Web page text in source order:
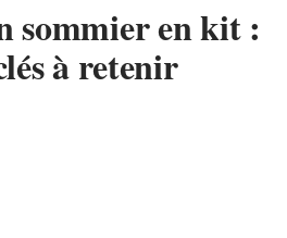
sommier en kit :
à retenir